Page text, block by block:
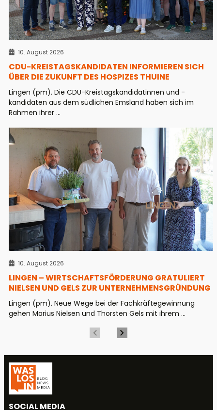
10. August 2026
CDU-KREISTAGSKANDIDATEN INFORMIEREN SICH
ÜBER DIE ZUKUNFT DES HOSPIZES THUINE
Lingen (pm). Die CDU-Kreistagskandidatinnen und -
kandidaten aus dem südlichen Emsland haben sich im
Rahmen ihrer ...
10. August 2026
LINGEN – WIRTSCHAFTSFÖRDERUNG GRATULIERT
NIELSEN UND GELS ZUR UNTERNEHMENSGRÜNDUNG
Lingen (pm). Neue Wege bei der Fachkräftegewinnung
gehen Marius Nielsen und Thorsten Gels mit ihrem ...
SOCIAL MEDIA